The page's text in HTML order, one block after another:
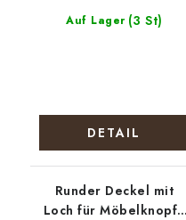
Auf Lager (3 St)
DETAIL
Runder Deckel mit
Loch für Möbelknopf -